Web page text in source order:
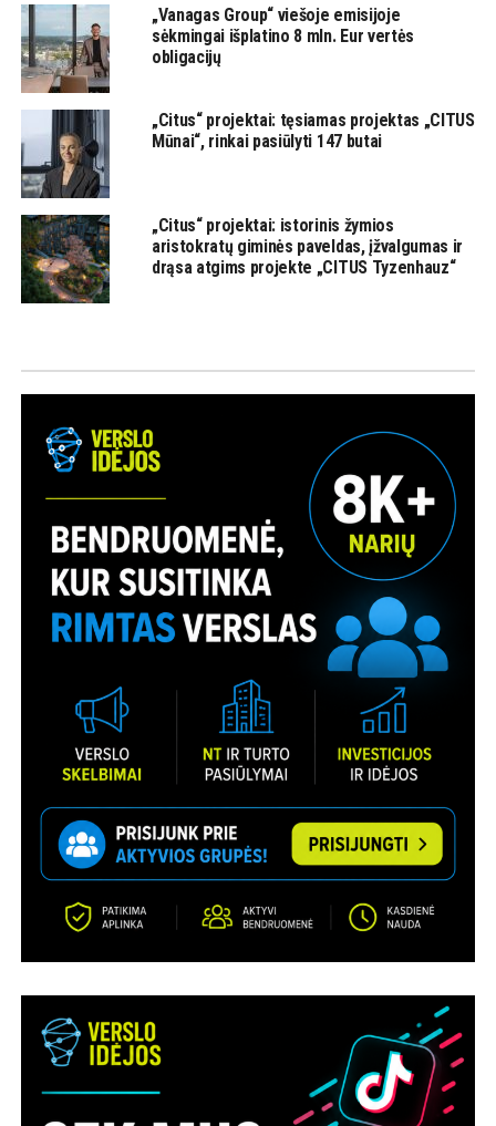
„Vanagas Group“ viešoje emisijoje
sėkmingai išplatino 8 mln. Eur vertės
obligacijų
„Citus“ projektai: tęsiamas projektas „CITUS
Mūnai“, rinkai pasiūlyti 147 butai
„Citus“ projektai: istorinis žymios
aristokratų giminės paveldas, įžvalgumas ir
drąsa atgims projekte „CITUS Tyzenhauz“